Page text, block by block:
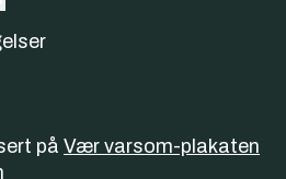
på Vær varsom-plakaten